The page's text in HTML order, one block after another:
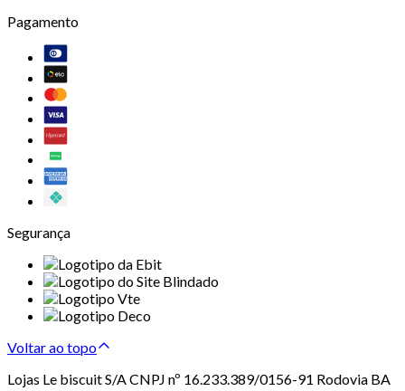
Pagamento
Segurança
Voltar ao topo
Lojas Le biscuit S/A CNPJ nº 16.233.389/0156-91 Rodovia BA